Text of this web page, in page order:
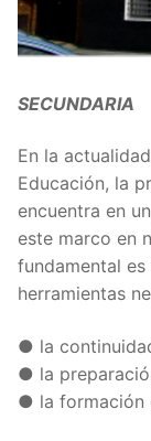
SECUNDARIA
En la
Educación, la
encuentra en
este marco en
fundamental
herramientas
● la
● la
● la formación